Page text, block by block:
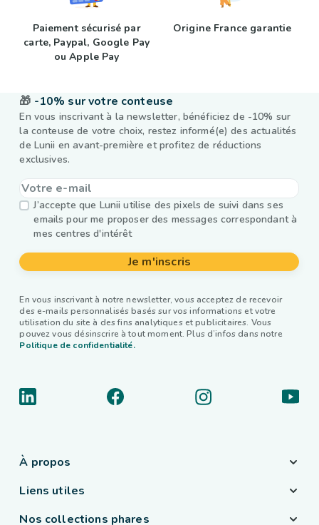
Paiement sécurisé par
carte, Paypal, Google Pay
ou Apple Pay
Origine France garantie
🎁 -10% sur votre conteuse
En vous inscrivant à la newsletter, bénéficiez de -10% sur
la conteuse de votre choix, restez informé(e) des actualités
de Lunii en avant-première et profitez de réductions
exclusives.
J’accepte que Lunii utilise des pixels de suivi dans ses
emails pour me proposer des messages correspondant à
mes centres d'intérêt
Je m'inscris
En vous inscrivant à notre newsletter, vous acceptez de recevoir
des e-mails personnalisés basés sur vos informations et votre
utilisation du site à des fins analytiques et publicitaires. Vous
pouvez vous désinscrire à tout moment. Plus d’infos dans notre
Politique de confidentialité.
À propos
Liens utiles
Nos collections phares